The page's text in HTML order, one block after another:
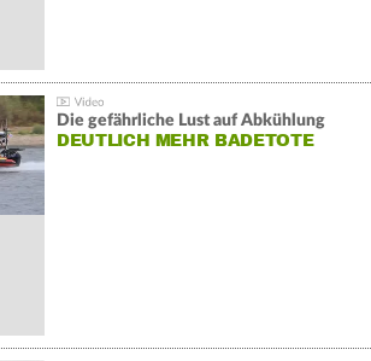
Die gefährliche Lust auf Abkühlung
DEUTLICH MEHR BADETOTE